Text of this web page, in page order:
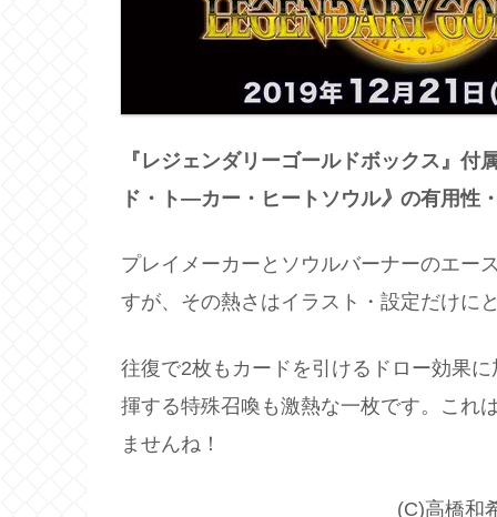
『レジェンダリーゴールドボックス』
ド・ト―カー・ヒートソウル》 の有用性
プレイメーカーとソウルバーナーのエー
すが、その熱さはイラスト・設定だけに
往復で2枚もカードを引けるドロー効果
揮する特殊召喚も激熱な一枚です。これ
ませんね！
(C)高橋和